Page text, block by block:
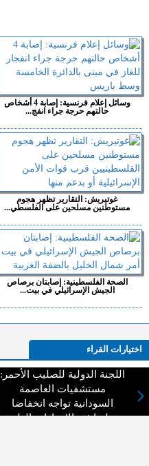
وسائل إعلام فرنسية: إصابة 4 أشخاص
حالتهم حرجة جراء انفج...
غوتيريش: التقارير تظهر هجوم
مستوطنين مسلحين على الفلسطي...
الصحة الفلسطينية: إصابتان برصاص
الجيش الإسرائيلي في بيت...
اختيارات القراء
لا يوجد مقالات
اللجنة الدولية للصليب الأحمر:
مستشفيات العاصمة
السودانية تواجه انخفاضا
خطيرا في الإمدادات الطبية